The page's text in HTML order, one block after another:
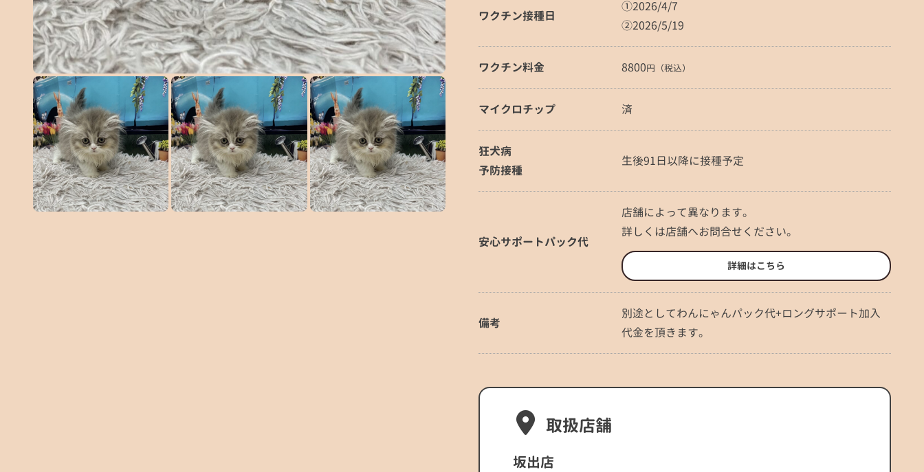
ワクチン接種日
①2026/4/7
②2026/5/19
ワクチン料金 8800円（税込）
マイクロチップ 済
狂犬病
予防接種
生後91日以降に接種予定
安心サポートパック代
店舗によって異なります。
詳しくは店舗へお問合せください。
詳細はこちら
備考
別途としてわんにゃんパック代+ロングサポート加入
代金を頂きます。
取扱店舗
坂出店